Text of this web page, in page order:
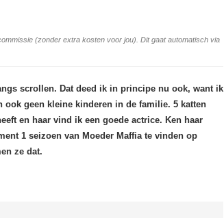
(zonder extra kosten voor jou). Dit gaat automatisch via
scrollen. Dat deed ik in principe nu ook, want ik
geen kleine kinderen in de familie. 5 katten
en haar vind ik een goede actrice. Ken haar
1 seizoen van Moeder Maffia te vinden op
ze dat.